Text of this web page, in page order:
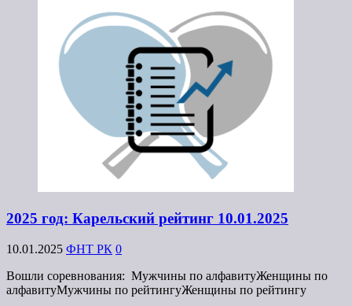
2025 год: Карельский рейтинг 10.01.2025
10.01.2025 ФНТ РК 0
Вошли соревнования: Мужчины по алфавитуЖенщины по
алфавитуМужчины по рейтингуЖенщины по рейтингу